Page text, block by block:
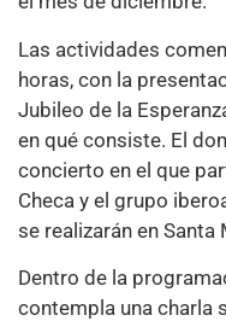
Las actividades
horas, con la
Jubileo de la
en qué consiste. El
concierto en el que
Checa y el grupo
se realizarán en Santa
Dentro de la
contempla una charla